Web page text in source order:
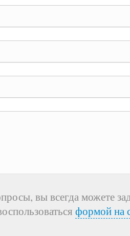
вы всегда можете
формой на